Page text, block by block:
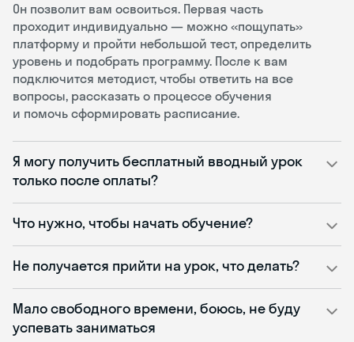
Он позволит вам освоиться. Первая часть
проходит индивидуально — можно «пощупать»
платформу и пройти небольшой тест, определить
уровень и подобрать программу. После к вам
подключится методист, чтобы ответить на все
вопросы, рассказать о процессе обучения
и помочь сформировать расписание.
Я могу получить бесплатный вводный урок
только после оплаты?
Что нужно, чтобы начать обучение?
Не получается прийти на урок, что делать?
Мало свободного времени, боюсь, не буду
успевать заниматься